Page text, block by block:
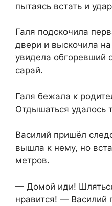
пытаясь встать и
Галя подскочила
двери и выскочила
увидела обгоревший
сарай.
Галя бежала к
Отдышаться удалось
Василий пришёл
вышла к нему, но
метров.
— Домой иди!
нравится! — Василий